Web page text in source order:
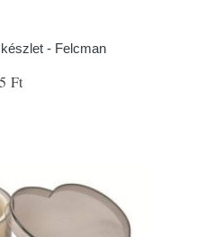
- Felcman
Ft